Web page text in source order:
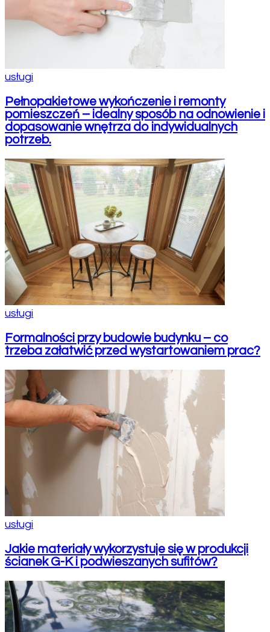
usługi
Pełnopakietowe wykończenie i remonty
pomieszczeń – idealny sposób na odnowienie i
dopasowanie wnętrza do indywidualnych
potrzeb.
usługi
Formalności przy budowie budynku – co
trzeba załatwić przed wystartowaniem prac?
usługi
Jakie materiały wykorzystuje się w produkcji
ścianek G-K i podwieszanych sufitów?